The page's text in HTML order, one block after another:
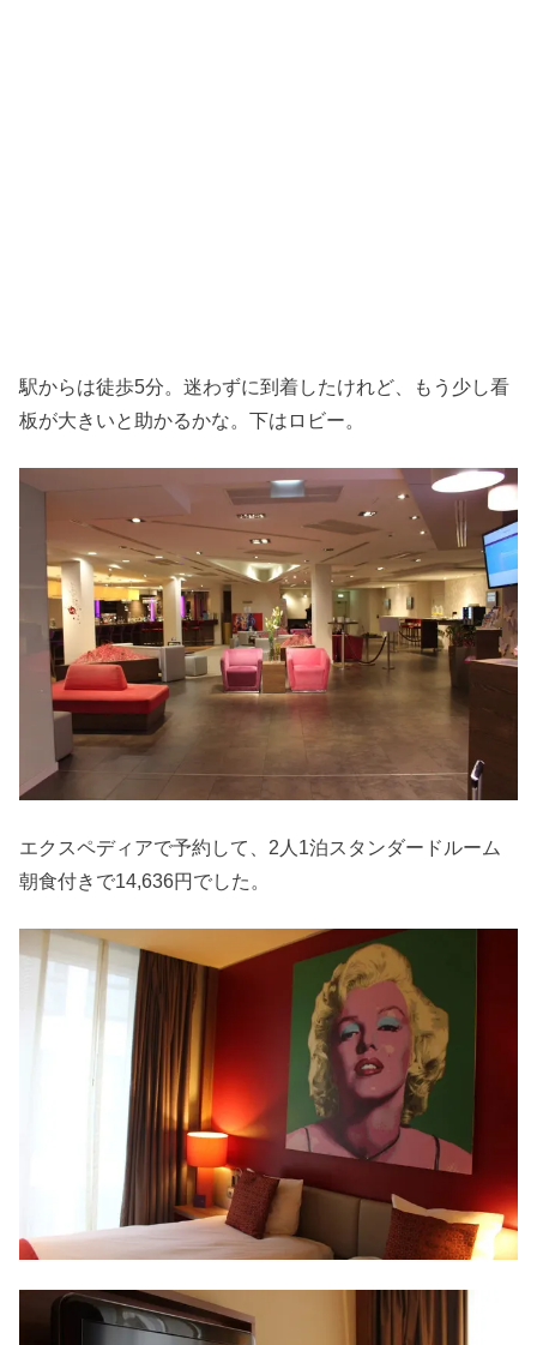
駅からは徒歩5分。迷わずに到着したけれど、もう少し看
板が大きいと助かるかな。下はロビー。
エクスペディアで予約して、2人1泊スタンダードルーム
朝食付きで14,636円でした。